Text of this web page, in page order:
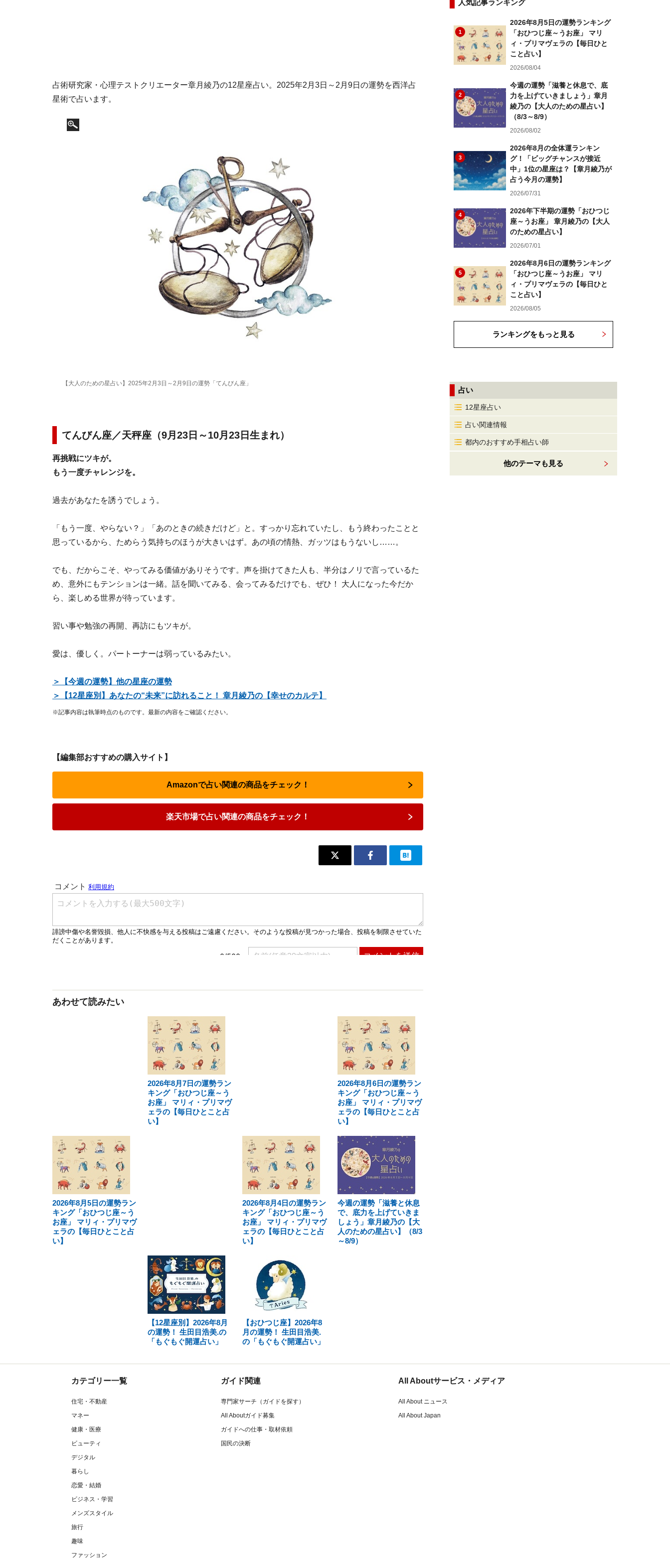
占術研究家・心理テストクリエーター章月綾乃の12星座占い。2025年2月3日～2月9日の運勢を西洋占
星術で占います。
【大人のための星占い】2025年2月3日～2月9日の運勢「てんびん座」
てんびん座／天秤座（9月23日～10月23日生まれ）
再挑戦にツキが。
もう一度チャレンジを。
過去があなたを誘うでしょう。
「もう一度、やらない？」「あのときの続きだけど」と。すっかり忘れていたし、もう終わったことと
思っているから、ためらう気持ちのほうが大きいはず。あの頃の情熱、ガッツはもうないし……。
でも、だからこそ、やってみる価値がありそうです。声を掛けてきた人も、半分はノリで言っているた
め、意外にもテンションは一緒。話を聞いてみる、会ってみるだけでも、ぜひ！ 大人になった今だか
ら、楽しめる世界が待っています。
習い事や勉強の再開、再訪にもツキが。
愛は、優しく。パートーナーは弱っているみたい。
＞【今週の運勢】他の星座の運勢
＞【12星座別】あなたの“未来”に訪れること！ 章月綾乃の【幸せのカルテ】
※記事内容は執筆時点のものです。最新の内容をご確認ください。
【編集部おすすめの購入サイト】
Amazonで占い関連の商品をチェック！
楽天市場で占い関連の商品をチェック！
あわせて読みたい
2026年8月7日の運勢ラン
キング「おひつじ座～う
お座」 マリィ・プリマヴ
ェラの【毎日ひとこと占
い】
2026年8月6日の運勢ラン
キング「おひつじ座～う
お座」 マリィ・プリマヴ
ェラの【毎日ひとこと占
い】
2026年8月5日の運勢ラン
キング「おひつじ座～う
お座」 マリィ・プリマヴ
ェラの【毎日ひとこと占
い】
2026年8月4日の運勢ラン
キング「おひつじ座～う
お座」 マリィ・プリマヴ
ェラの【毎日ひとこと占
い】
今週の運勢「滋養と休息
で、底力を上げていきま
しょう」章月綾乃の【大
人のための星占い】（8/3
～8/9）
【12星座別】2026年8月
の運勢！ 生田目浩美.の
「もぐもぐ開運占い」
【おひつじ座】2026年8
月の運勢！ 生田目浩美.
の「もぐもぐ開運占い」
人気記事ランキング
1
2026年8月5日の運勢ランキング
「おひつじ座～うお座」 マリ
ィ・プリマヴェラの【毎日ひと
こと占い】
2026/08/04
2
今週の運勢「滋養と休息で、底
力を上げていきましょう」章月
綾乃の【大人のための星占い】
（8/3～8/9）
2026/08/02
3
2026年8月の全体運ランキン
グ！「ビッグチャンスが接近
中」1位の星座は？【章月綾乃が
占う今月の運勢】
2026/07/31
4
2026年下半期の運勢「おひつじ
座～うお座」 章月綾乃の【大人
のための星占い】
2026/07/01
5
2026年8月6日の運勢ランキング
「おひつじ座～うお座」 マリ
ィ・プリマヴェラの【毎日ひと
こと占い】
2026/08/05
ランキングをもっと見る
占い
12星座占い
占い関連情報
都内のおすすめ手相占い師
他のテーマも見る
カテゴリー一覧
住宅・不動産
マネー
健康・医療
ビューティ
デジタル
暮らし
恋愛・結婚
ビジネス・学習
メンズスタイル
旅行
趣味
ファッション
ガイド関連
専門家サーチ（ガイドを探す）
All Aboutガイド募集
ガイドへの仕事・取材依頼
国民の決断
All Aboutサービス・メディア
All About ニュース
All About Japan